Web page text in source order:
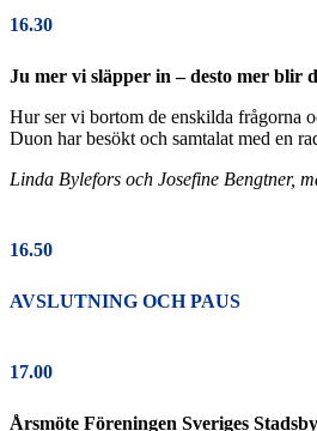
16.30
Ju mer vi släpper in – desto mer blir
Hur ser vi bortom de enskilda frågorna
Duon har besökt och samtalat med en
Linda Bylefors och Josefine Bengtner,
16.50
AVSLUTNING OCH PAUS
17.00
Årsmöte Föreningen Sveriges